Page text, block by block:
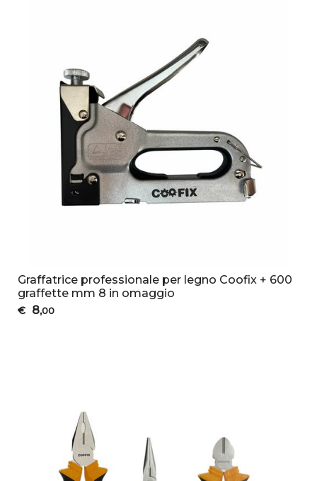
Graffatrice professionale per legno Coofix + 600
graffette mm 8 in omaggio
€ 8,00